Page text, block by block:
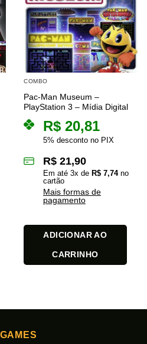
COMBO
Pac-Man Museum –
PlayStation 3 – Mídia Digital
R$ 20,81
5% desconto no PIX
R$ 21,90
Em até 3x de R$ 7,74no
cartão
Mais formas de
pagamento
ADICIONAR AO
CARRINHO